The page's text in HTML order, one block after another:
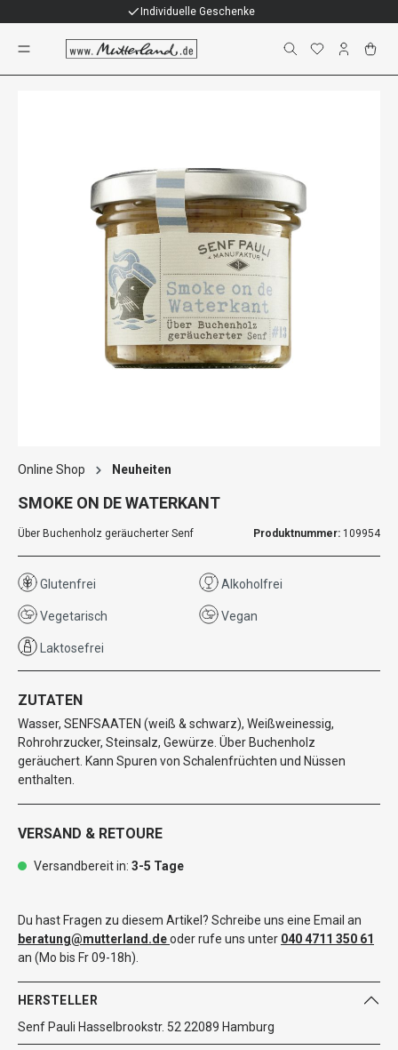
Individuelle Geschenke
Online Shop Neuheiten
SMOKE ON DE WATERKANT
Über Buchenholz geräucherter Senf Produktnummer: 109954
Glutenfrei Alkoholfrei
Vegetarisch Vegan
Laktosefrei
ZUTATEN
Wasser, SENFSAATEN (weiß & schwarz), Weißweinessig,
Rohrohrzucker, Steinsalz, Gewürze. Über Buchenholz
geräuchert. Kann Spuren von Schalenfrüchten und Nüssen
enthalten.
VERSAND & RETOURE
Versandbereit in: 3-5 Tage
Du hast Fragen zu diesem Artikel? Schreibe uns eine Email an
beratung@mutterland.deoder rufe uns unter 040 4711 350 61
an (Mo bis Fr 09-18h).
HERSTELLER
Senf Pauli Hasselbrookstr. 52 22089 Hamburg